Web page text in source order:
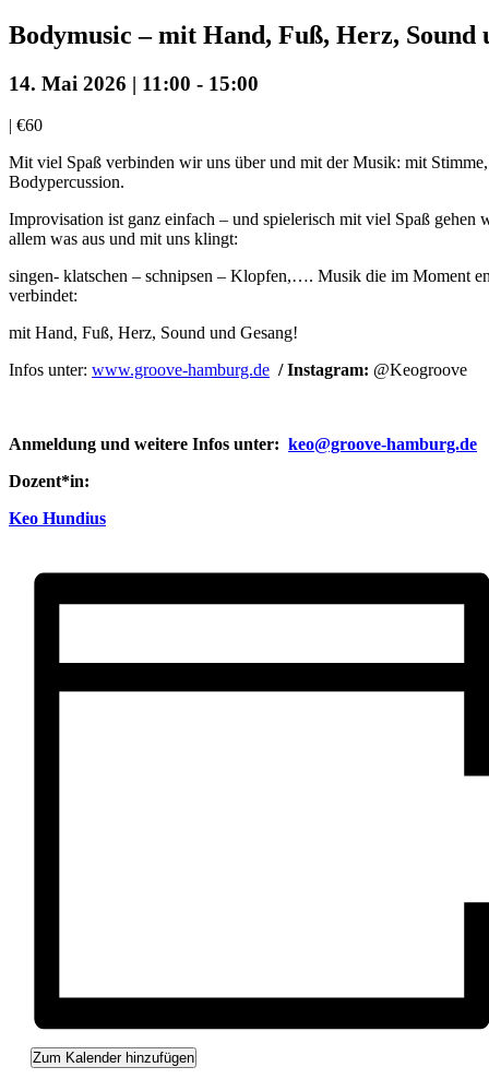
Bodymusic – mit Hand, Fuß, Herz, Sound
14. Mai 2026 | 11:00 - 15:00
| €60
Mit viel Spaß verbinden wir uns über und mit der Musik: mit
Bodypercussion.
Improvisation ist ganz einfach – und spielerisch mit viel Spaß gehen
allem was aus und mit uns klingt:
singen- klatschen – schnipsen – Klopfen,…. Musik die im Moment
verbindet:
mit Hand, Fuß, Herz, Sound und Gesang!
Infos unter: www.groove-hamburg.de / Instagram: @Keogroove
Anmeldung und weitere Infos unter: keo@groove-hamburg.de
Dozent*in:
Keo Hundius
Zum Kalender hinzufügen